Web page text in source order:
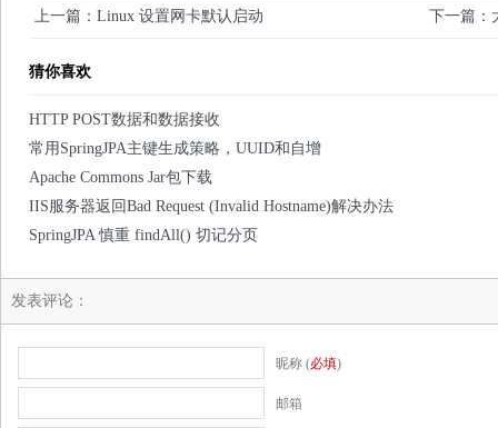
上一篇：Linux 设置网卡默认启动 下一篇：
猜你喜欢
HTTP POST数据和数据接收
常用SpringJPA主键生成策略，UUID和自增
Apache Commons Jar包下载
IIS服务器返回Bad Request (Invalid Hostname)解决办法
SpringJPA 慎重 findAll() 切记分页
发表评论：
昵称 (必填)
邮箱